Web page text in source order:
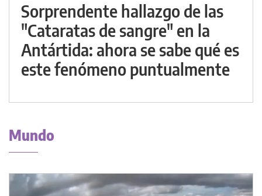
Sorprendente hallazgo de las
"Cataratas de sangre" en la
Antártida: ahora se sabe qué es
este fenómeno puntualmente
Mundo